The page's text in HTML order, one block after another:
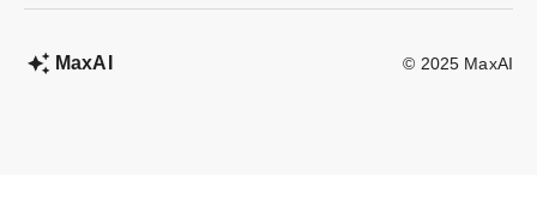
MaxAI © 2025 MaxAI